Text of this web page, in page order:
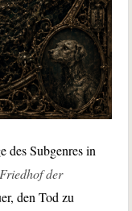
des Subgenres in
Friedhof der
den Tod zu